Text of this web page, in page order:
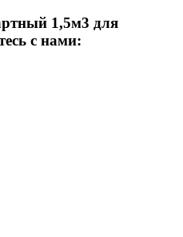
1,5м3 для
с нами: